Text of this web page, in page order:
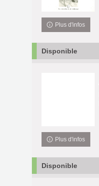
Plus d'infos
Disponible
Plus d'infos
Disponible